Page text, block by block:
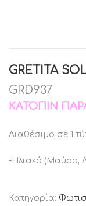
GRETITA
GRD937
ΚΑΤΌΠΙΝ
Διαθέσιμο σε 1
-Ηλιακό (Μαύρο,
Κατηγορία: